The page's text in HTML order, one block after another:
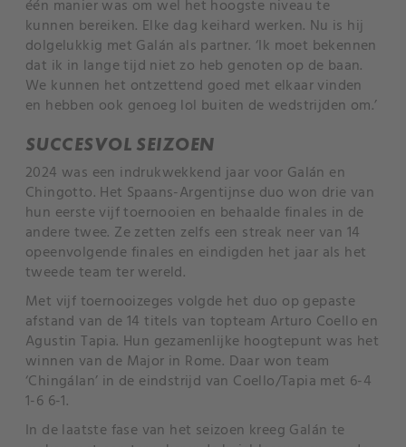
één manier was om wel het hoogste niveau te
kunnen bereiken. Elke dag keihard werken. Nu is hij
dolgelukkig met Galán als partner. ‘Ik moet bekennen
dat ik in lange tijd niet zo heb genoten op de baan.
We kunnen het ontzettend goed met elkaar vinden
en hebben ook genoeg lol buiten de wedstrijden om.’
SUCCESVOL SEIZOEN
2024 was een indrukwekkend jaar voor Galán en
Chingotto. Het Spaans-Argentijnse duo won drie van
hun eerste vijf toernooien en behaalde finales in de
andere twee. Ze zetten zelfs een streak neer van 14
opeenvolgende finales en eindigden het jaar als het
tweede team ter wereld.
Met vijf toernooizeges volgde het duo op gepaste
afstand van de 14 titels van topteam Arturo Coello en
Agustin Tapia. Hun gezamenlijke hoogtepunt was het
winnen van de Major in Rome. Daar won team
‘Chingálan’ in de eindstrijd van Coello/Tapia met 6-4
1-6 6-1.
In de laatste fase van het seizoen kreeg Galán te